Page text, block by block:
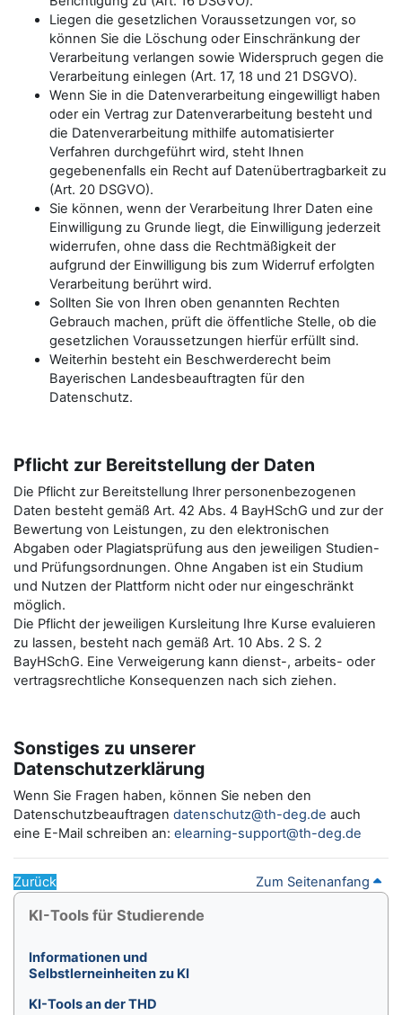
Liegen die gesetzlichen Voraussetzungen vor, so
können Sie die Löschung oder Einschränkung der
Verarbeitung verlangen sowie Widerspruch gegen die
Verarbeitung einlegen (Art. 17, 18 und 21 DSGVO).
Wenn Sie in die Datenverarbeitung eingewilligt haben
oder ein Vertrag zur Datenverarbeitung besteht und
die Datenverarbeitung mithilfe automatisierter
Verfahren durchgeführt wird, steht Ihnen
gegebenenfalls ein Recht auf Datenübertragbarkeit zu
(Art. 20 DSGVO).
Sie können, wenn der Verarbeitung Ihrer Daten eine
Einwilligung zu Grunde liegt, die Einwilligung jederzeit
widerrufen, ohne dass die Rechtmäßigkeit der
aufgrund der Einwilligung bis zum Widerruf erfolgten
Verarbeitung berührt wird.
Sollten Sie von Ihren oben genannten Rechten
Gebrauch machen, prüft die öffentliche Stelle, ob die
gesetzlichen Voraussetzungen hierfür erfüllt sind.
Weiterhin besteht ein Beschwerderecht beim
Bayerischen Landesbeauftragten für den
Datenschutz.
Pflicht zur Bereitstellung der Daten
Die Pflicht zur Bereitstellung Ihrer personenbezogenen
Daten besteht gemäß Art. 42 Abs. 4 BayHSchG und zur der
Bewertung von Leistungen, zu den elektronischen
Abgaben oder Plagiatsprüfung aus den jeweiligen Studien-
und Prüfungsordnungen. Ohne Angaben ist ein Studium
und Nutzen der Plattform nicht oder nur eingeschränkt
möglich.
Die Pflicht der jeweiligen Kursleitung Ihre Kurse evaluieren
zu lassen, besteht nach gemäß Art. 10 Abs. 2 S. 2
BayHSchG. Eine Verweigerung kann dienst-, arbeits- oder
vertragsrechtliche Konsequenzen nach sich ziehen.
Sonstiges zu unserer
Datenschutzerklärung
Wenn Sie Fragen haben, können Sie neben den
Datenschutzbeauftragen datenschutz@th-deg.de auch
eine E-Mail schreiben an: elearning-support@th-deg.de
Zurück Zum Seitenanfang
Blöcke
KI-Tools für Studierende überspringen
KI-Tools für Studierende
Informationen und
Selbstlerneinheiten zu KI
KI-Tools an der THD